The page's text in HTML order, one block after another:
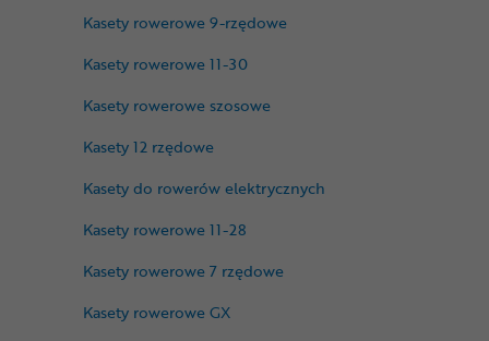
Kasety rowerowe 9-rzędowe
Kasety rowerowe 11-30
Kasety rowerowe szosowe
Kasety 12 rzędowe
Kasety do rowerów elektrycznych
Kasety rowerowe 11-28
Kasety rowerowe 7 rzędowe
Kasety rowerowe GX